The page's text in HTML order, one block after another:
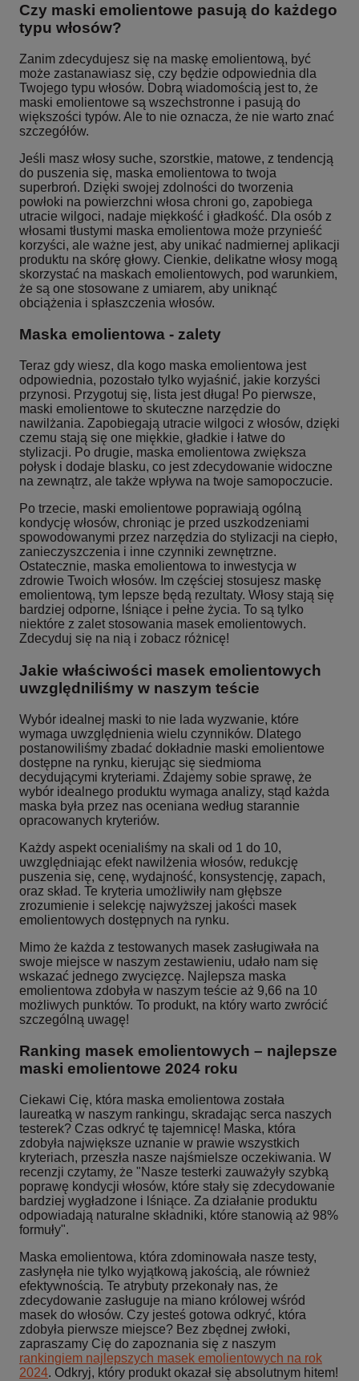
Czy maski emolientowe pasują do każdego
typu włosów?
Zanim zdecydujesz się na maskę emolientową, być
może zastanawiasz się, czy będzie odpowiednia dla
Twojego typu włosów. Dobrą wiadomością jest to, że
maski emolientowe są wszechstronne i pasują do
większości typów. Ale to nie oznacza, że nie warto znać
szczegółów.
Jeśli masz włosy suche, szorstkie, matowe, z tendencją
do puszenia się, maska emolientowa to twoja
superbroń. Dzięki swojej zdolności do tworzenia
powłoki na powierzchni włosa chroni go, zapobiega
utracie wilgoci, nadaje miękkość i gładkość. Dla osób z
włosami tłustymi maska emolientowa może przynieść
korzyści, ale ważne jest, aby unikać nadmiernej aplikacji
produktu na skórę głowy. Cienkie, delikatne włosy mogą
skorzystać na maskach emolientowych, pod warunkiem,
że są one stosowane z umiarem, aby uniknąć
obciążenia i spłaszczenia włosów.
Maska emolientowa - zalety
Teraz gdy wiesz, dla kogo maska emolientowa jest
odpowiednia, pozostało tylko wyjaśnić, jakie korzyści
przynosi. Przygotuj się, lista jest długa! Po pierwsze,
maski emolientowe to skuteczne narzędzie do
nawilżania. Zapobiegają utracie wilgoci z włosów, dzięki
czemu stają się one miękkie, gładkie i łatwe do
stylizacji. Po drugie, maska emolientowa zwiększa
połysk i dodaje blasku, co jest zdecydowanie widoczne
na zewnątrz, ale także wpływa na twoje samopoczucie.
Po trzecie, maski emolientowe poprawiają ogólną
kondycję włosów, chroniąc je przed uszkodzeniami
spowodowanymi przez narzędzia do stylizacji na ciepło,
zanieczyszczenia i inne czynniki zewnętrzne.
Ostatecznie, maska emolientowa to inwestycja w
zdrowie Twoich włosów. Im częściej stosujesz maskę
emolientową, tym lepsze będą rezultaty. Włosy stają się
bardziej odporne, lśniące i pełne życia. To są tylko
niektóre z zalet stosowania masek emolientowych.
Zdecyduj się na nią i zobacz różnicę!
Jakie właściwości masek emolientowych
uwzględniliśmy w naszym teście
Wybór idealnej maski to nie lada wyzwanie, które
wymaga uwzględnienia wielu czynników. Dlatego
postanowiliśmy zbadać dokładnie maski emolientowe
dostępne na rynku, kierując się siedmioma
decydującymi kryteriami. Zdajemy sobie sprawę, że
wybór idealnego produktu wymaga analizy, stąd każda
maska była przez nas oceniana według starannie
opracowanych kryteriów.
Każdy aspekt ocenialiśmy na skali od 1 do 10,
uwzględniając efekt nawilżenia włosów, redukcję
puszenia się, cenę, wydajność, konsystencję, zapach,
oraz skład. Te kryteria umożliwiły nam głębsze
zrozumienie i selekcję najwyższej jakości masek
emolientowych dostępnych na rynku.
Mimo że każda z testowanych masek zasługiwała na
swoje miejsce w naszym zestawieniu, udało nam się
wskazać jednego zwycięzcę. Najlepsza maska
emolientowa zdobyła w naszym teście aż 9,66 na 10
możliwych punktów. To produkt, na który warto zwrócić
szczególną uwagę!
Ranking masek emolientowych – najlepsze
maski emolientowe 2024 roku
Ciekawi Cię, która maska emolientowa została
laureatką w naszym rankingu, skradając serca naszych
testerek? Czas odkryć tę tajemnicę! Maska, która
zdobyła największe uznanie w prawie wszystkich
kryteriach, przeszła nasze najśmielsze oczekiwania. W
recenzji czytamy, że "Nasze testerki zauważyły szybką
poprawę kondycji włosów, które stały się zdecydowanie
bardziej wygładzone i lśniące. Za działanie produktu
odpowiadają naturalne składniki, które stanowią aż 98%
formuły".
Maska emolientowa, która zdominowała nasze testy,
zasłynęła nie tylko wyjątkową jakością, ale również
efektywnością. Te atrybuty przekonały nas, że
zdecydowanie zasługuje na miano królowej wśród
masek do włosów. Czy jesteś gotowa odkryć, która
zdobyła pierwsze miejsce? Bez zbędnej zwłoki,
zapraszamy Cię do zapoznania się z naszym
rankingiem najlepszych masek emolientowych na rok
2024. Odkryj, który produkt okazał się absolutnym hitem!